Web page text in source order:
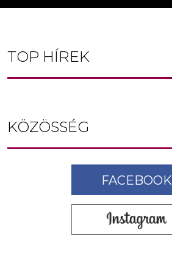
TOP HÍREK
KÖZÖSSÉG
FACEBOOK